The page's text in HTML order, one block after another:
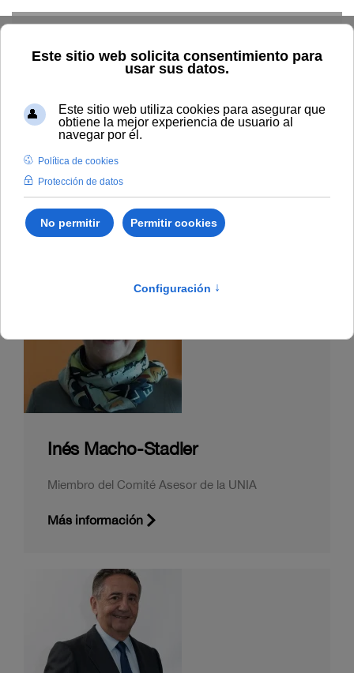
Inicio La UNIA Directorio Comité asesor
Directorio - Comité Asesor
Inés Macho-Stadler
Miembro del Comité Asesor de la UNIA
Más información